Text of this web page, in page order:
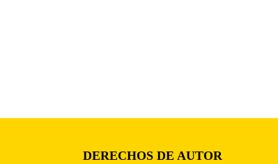
DERECHOS DE AUTOR